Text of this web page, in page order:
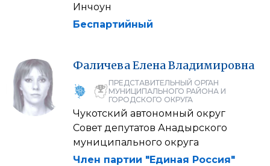
Инчоун
Беспартийный
ФаличеваЕленаВладимировна
ПРЕДСТАВИТЕЛЬНЫЙ ОРГАН
МУНИЦИПАЛЬНОГО РАЙОНА И
ГОРОДСКОГО ОКРУГА
Чукотский автономный округ
Совет депутатов Анадырского
муниципального округа
Член партии "Единая Россия"